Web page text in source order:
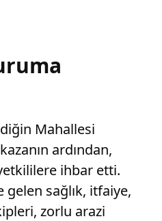
Mahallesi
ardından,
ihbar etti.
gelen sağlık, itfaiye,
zorlu arazi